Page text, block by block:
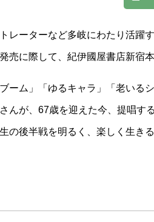
レーターなど多岐にわたり活躍
売に際して、紀伊國屋書店新宿
ブーム」「ゆるキャラ」「老いる
んが、67歳を迎えた今、提唱す
の後半戦を明るく、楽しく生き